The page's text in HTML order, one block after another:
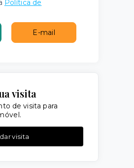
Política de
E-mail
visita
de visita para
visita